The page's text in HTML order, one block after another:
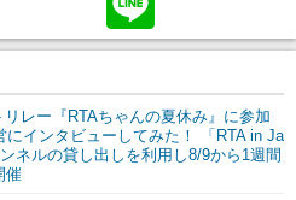
リレー『RTAちゃんの夏休み』に参加
にインタビューしてみた！ 「RTA in Ja
ネルの貸し出しを利用し8/9から1週間
催